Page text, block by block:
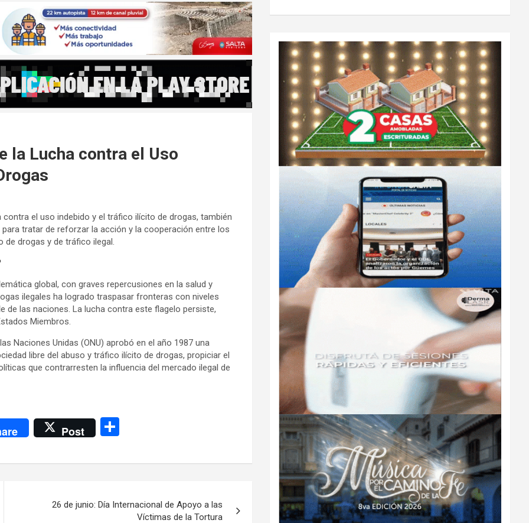
la Lucha contra el Uso
el uso indebido y el tráfico ilícito de drogas, también
tratar de reforzar la acción y la cooperación entre los
drogas y de tráfico ilegal.
global, con graves repercusiones en la salud y
ilegales ha logrado traspasar fronteras con niveles
de las naciones. La lucha contra este flagelo persiste,
Miembros.
Naciones Unidas (ONU) aprobó en el año 1987 una
libre del abuso y tráfico ilícito de drogas, propiciar el
que contrarresten la influencia del mercado ilegal de
Post
m
ar
26 de junio: Día Internacional de Apoyo a las
Víctimas de la Tortura